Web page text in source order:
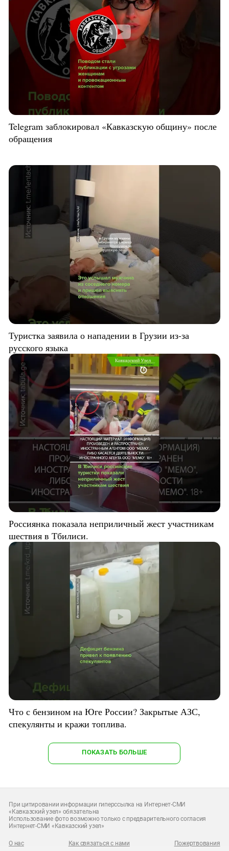
Telegram заблокировал «Кавказскую общину» после
обращения
Туристка заявила о нападении в Грузии из-за
русского языка
Россиянка показала неприличный жест участникам
шествия в Тбилиси.
Что с бензином на Юге России? Закрытые АЗС,
спекулянты и кражи топлива.
ПОКАЗАТЬ БОЛЬШЕ
При цитировании информации гиперссылка на Интернет-СМИ
«Кавказский узел» обязательна
Использование фото возможно только с предварительного согласия
Интернет-СМИ «Кавказский узел»
О нас Как связаться с нами Пожертвования